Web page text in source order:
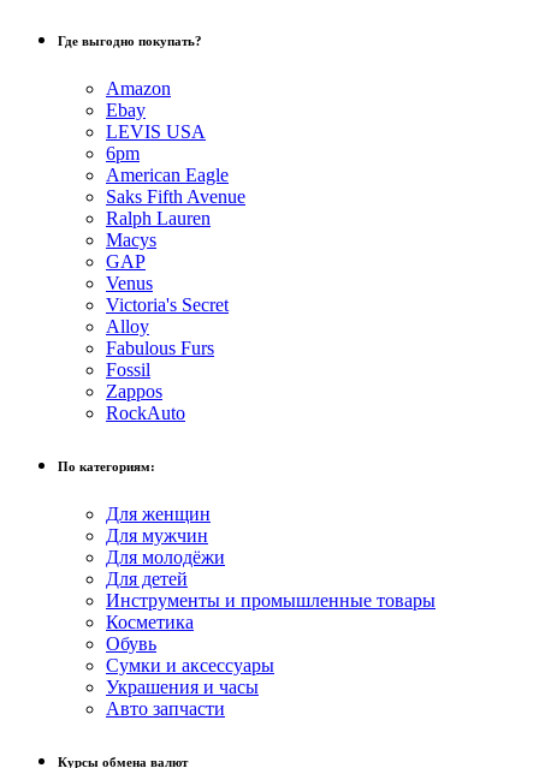
Где выгодно покупать?
Amazon
Ebay
LEVIS USA
6pm
American Eagle
Saks Fifth Avenue
Ralph Lauren
Macys
GAP
Venus
Victoria's Secret
Alloy
Fabulous Furs
Fossil
Zappos
RockAuto
По категориям:
Для женщин
Для мужчин
Для молодёжи
Для детей
Инструменты и промышленные товары
Косметика
Обувь
Сумки и аксессуары
Украшения и часы
Авто запчасти
Курсы обмена валют